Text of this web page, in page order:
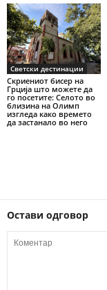
Светски дестинации
Скриениот бисер на
Грција што можете да
го посетите: Селото во
близина на Олимп
изгледа како времето
да застанало во него
Остави одговор